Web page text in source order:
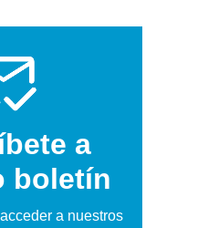
a
boletín
a nuestros